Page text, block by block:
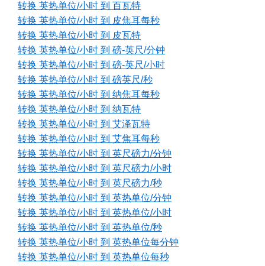
转换 英热单位/小时 到 百瓦特
转换 英热单位/小时 到 皮焦耳每秒
转换 英热单位/小时 到 皮瓦特
转换 英热单位/小时 到 磅-英尺/分钟
转换 英热单位/小时 到 磅-英尺/小时
转换 英热单位/小时 到 磅英尺/秒
转换 英热单位/小时 到 纳焦耳每秒
转换 英热单位/小时 到 纳瓦特
转换 英热单位/小时 到 艾泽瓦特
转换 英热单位/小时 到 艾焦耳每秒
转换 英热单位/小时 到 英尺磅力/分钟
转换 英热单位/小时 到 英尺磅力/小时
转换 英热单位/小时 到 英尺磅力/秒
转换 英热单位/小时 到 英热单位/分钟
转换 英热单位/小时 到 英热单位/小时
转换 英热单位/小时 到 英热单位/秒
转换 英热单位/小时 到 英热单位每分钟
转换 英热单位/小时 到 英热单位每秒